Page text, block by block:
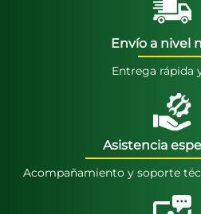
Envío a nivel
Entrega rápida
Asistencia
Acompañamiento y soporte